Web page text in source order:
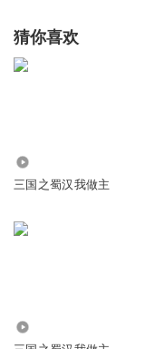
猜你喜欢
三国之蜀汉我做主